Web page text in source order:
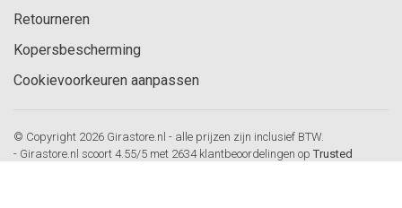
Retourneren
Kopersbescherming
Cookievoorkeuren aanpassen
© Copyright 2026 Girastore.nl - alle prijzen zijn inclusief BTW.
- Girastore.nl scoort 4.55/5 met 2634 klantbeoordelingen op Trusted